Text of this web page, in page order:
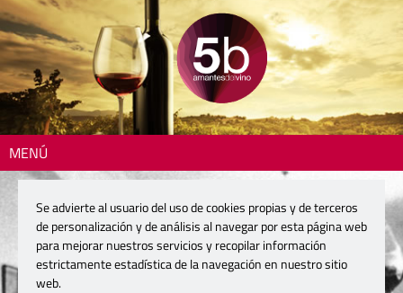
MENÚ
Se advierte al usuario del uso de cookies propias y de terceros
de personalización y de análisis al navegar por esta página web
para mejorar nuestros servicios y recopilar información
estrictamente estadística de la navegación en nuestro sitio
web.